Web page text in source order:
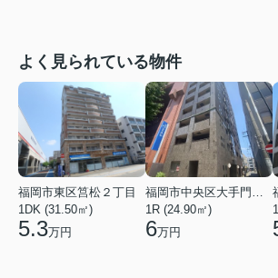
よく見られている物件
福岡市東区筥松２丁目
1DK (31.50㎡)
5.3万円
1R (24.90㎡)
6万円